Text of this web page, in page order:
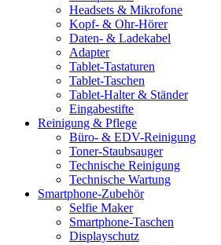
Headsets & Mikrofone
Kopf- & Ohr-Hörer
Daten- & Ladekabel
Adapter
Tablet-Tastaturen
Tablet-Taschen
Tablet-Halter & Ständer
Eingabestifte
Reinigung & Pflege
Büro- & EDV-Reinigung
Toner-Staubsauger
Technische Reinigung
Technische Wartung
Smartphone-Zubehör
Selfie Maker
Smartphone-Taschen
Displayschutz